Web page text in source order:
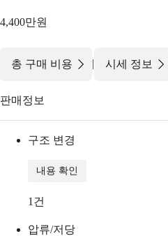
4,400만원
총 구매 비용 | 시세 정보
판매정보
구조 변경
내용 확인
1 건
압류/저당